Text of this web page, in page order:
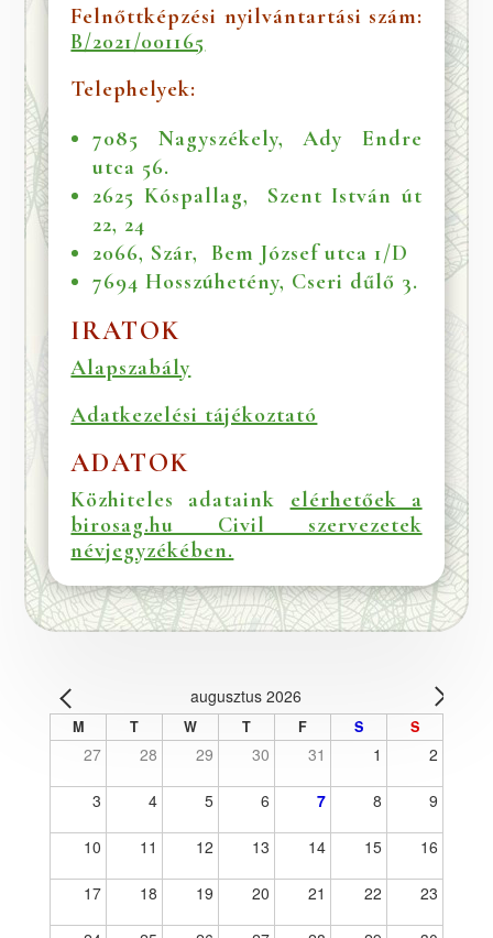
Felnőttképzési nyilvántartási szám:
B/2021/001165
Telephelyek:
7085 Nagyszékely, Ady Endre
utca 56.
2625 Kóspallag, Szent István út
22, 24
2066, Szár, Bem József utca 1/D
7694 Hosszúhetény, Cseri dűlő 3.
IRATOK
Alapszabály
Adatkezelési tájékoztató
ADATOK
Közhiteles adataink elérhetőek a
birosag.hu Civil szervezetek
névjegyzékében.
augusztus 2026
M T W T F S S
27 28 29 30 31 1 2
3 4 5 6 7 8 9
10 11 12 13 14 15 16
17 18 19 20 21 22 23